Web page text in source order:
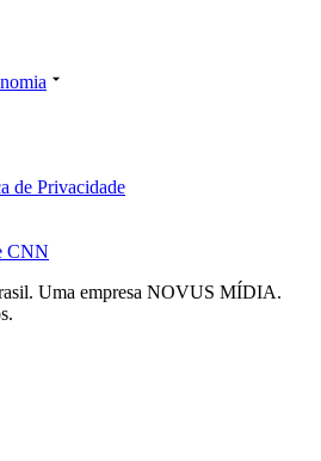
de Privacidade
CNN
Uma empresa NOVUS MÍDIA.